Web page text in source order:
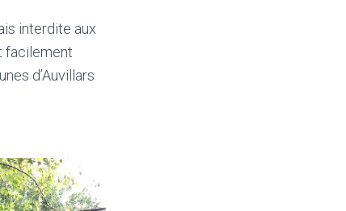
interdite aux
facilement
d’Auvillars